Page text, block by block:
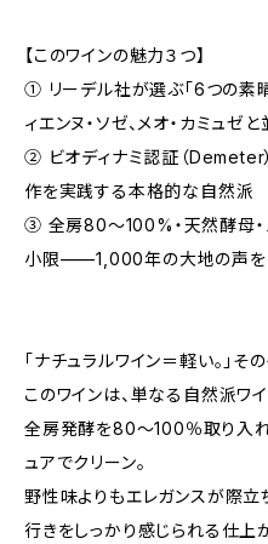
【このワインの魅力３つ】
① リーデル社が選ぶ「6つの素
ィエンヌ・ソゼ、メオ・カミュゼ
② ビオディナミ認証（
作を実践する本格的な自然派
③ 全房80〜100%・天然酵母・
小限——1,000年の大地の声を
「ナチュラルワイン＝軽い。」そ
このワインは、単なる自然派ワ
全房発酵を80〜100％取り入
ュアでクリーン。
野性味よりもエレガンスが際立
行きをしっかり感じられる仕上